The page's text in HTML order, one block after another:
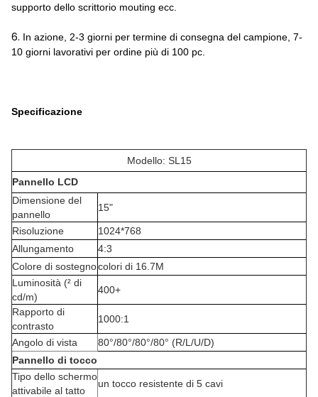
supporto dello scrittorio mouting ecc.
6. In azione, 2-3 giorni per termine di consegna del campione, 7-
10 giorni lavorativi per ordine più di 100 pc.
Specificazione
Modello: SL15
Pannello LCD
Dimensione del
pannello
15"
Risoluzione
1024*768
Allungamento
4:3
Colore di sostegnocolori di 16.7M
Luminosità (² di
cd/m)
400+
Rapporto di
contrasto
1000:1
Angolo di vista
80°/80°/80°/80° (R/L/U/D)
Pannello di tocco
Tipo dello schermo
attivabile al tatto
un tocco resistente di 5 cavi